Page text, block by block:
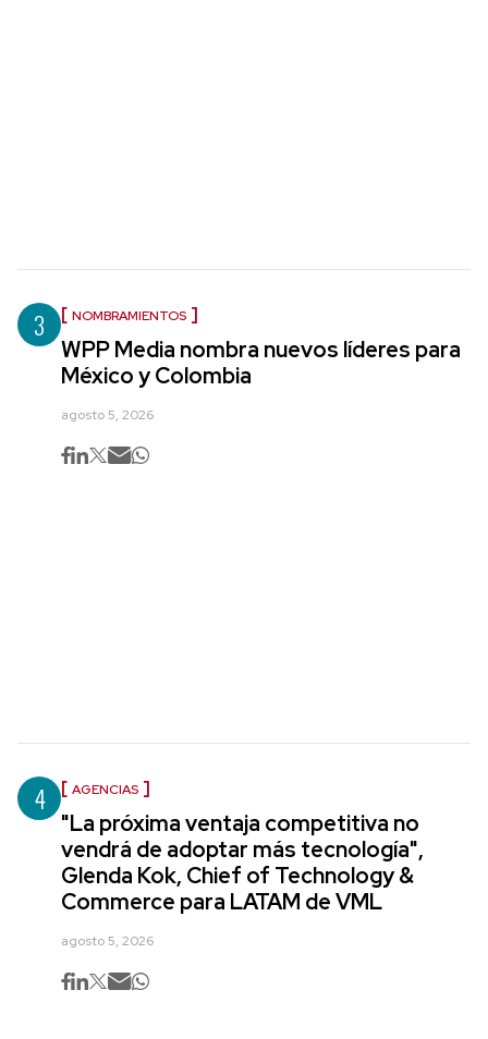
3 NOMBRAMIENTOS
WPP Media nombra nuevos líderes para
México y Colombia
agosto 5, 2026
4 AGENCIAS
"La próxima ventaja competitiva no
vendrá de adoptar más tecnología",
Glenda Kok, Chief of Technology &
Commerce para LATAM de VML
agosto 5, 2026